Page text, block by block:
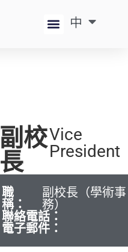
中
EN
副校
長
Vice
President
職
稱：
副校長（學術事
務）
聯絡電話：
電子郵件：